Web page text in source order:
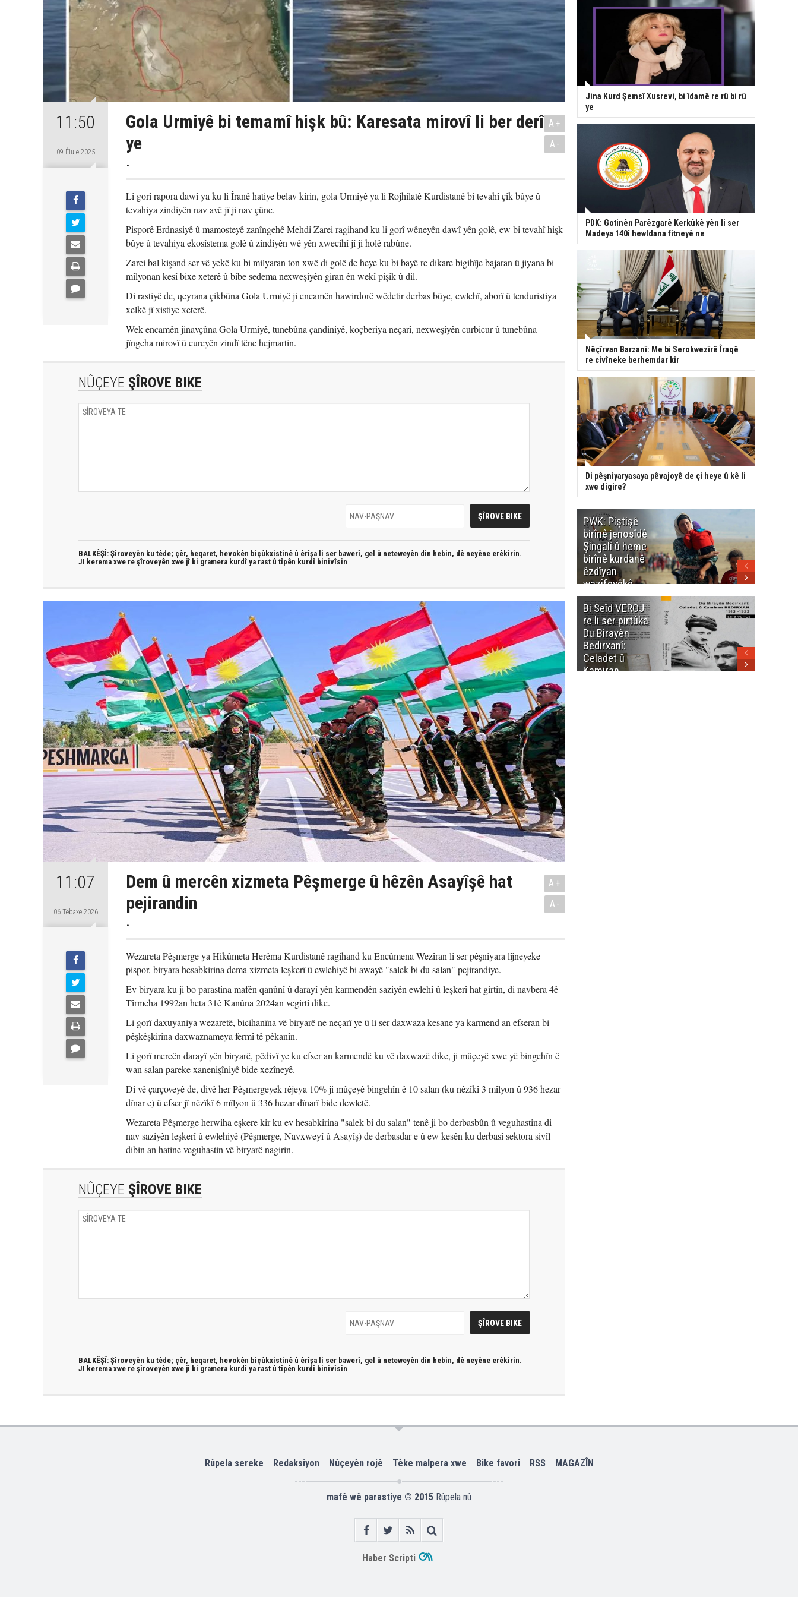
11:50
09 Êlule 2025
Gola Urmiyê bi temamî hişk bû: Karesata mirovî li ber derî
ye
.
A+
A-
Li gorî rapora dawî ya ku li Îranê hatiye belav kirin, gola Urmiyê ya li Rojhilatê Kurdistanê bi tevahî çik bûye û
tevahiya zindiyên nav avê jî ji nav çûne.
Pisporê Erdnasiyê û mamosteyê zanîngehê Mehdi Zarei ragihand ku li gorî wêneyên dawî yên golê, ew bi tevahî hişk
bûye û tevahiya ekosîstema golê û zindiyên wê yên xwecihî jî ji holê rabûne.
Zarei bal kişand ser vê yekê ku bi milyaran ton xwê di golê de heye ku bi bayê re dikare bigihîje bajaran û jiyana bi
mîlyonan kesî bixe xeterê û bibe sedema nexweşiyên giran ên wekî pişik û dil.
Di rastiyê de, qeyrana çikbûna Gola Urmiyê ji encamên hawirdorê wêdetir derbas bûye, ewlehî, aborî û tenduristiya
xelkê jî xistiye xeterê.
Wek encamên jinavçûna Gola Urmiyê, tunebûna çandiniyê, koçberiya neçarî, nexweşiyên curbicur û tunebûna
jîngeha mirovî û cureyên zindî têne hejmartin.
NÛÇEYE ŞÎROVE BIKE
BALKÊŞÎ: Şîroveyên ku têde; çêr, heqaret, hevokên biçûkxistinê û êrîşa li ser bawerî, gel û neteweyên din hebin, dê neyêne erêkirin.
JI kerema xwe re şîroveyên xwe jî bi gramera kurdî ya rast û tîpên kurdî binivîsin
11:07
06 Tebaxe 2026
Dem û mercên xizmeta Pêşmerge û hêzên Asayîşê hat
pejirandin
.
A+
A-
Wezareta Pêşmerge ya Hikûmeta Herêma Kurdistanê ragihand ku Encûmena Wezîran li ser pêşniyara lîjneyeke
pispor, biryara hesabkirina dema xizmeta leşkerî û ewlehiyê bi awayê "salek bi du salan" pejirandiye.
Ev biryara ku ji bo parastina mafên qanûnî û darayî yên karmendên saziyên ewlehî û leşkerî hat girtin, di navbera 4ê
Tîrmeha 1992an heta 31ê Kanûna 2024an vegirtî dike.
Li gorî daxuyaniya wezaretê, bicihanîna vê biryarê ne neçarî ye û li ser daxwaza kesane ya karmend an efseran bi
pêşkêşkirina daxwaznameya fermî tê pêkanîn.
Li gorî mercên darayî yên biryarê, pêdivî ye ku efser an karmendê ku vê daxwazê dike, ji mûçeyê xwe yê bingehîn ê
wan salan pareke xanenişîniyê bide xezîneyê.
Di vê çarçoveyê de, divê her Pêşmergeyek rêjeya 10% ji mûçeyê bingehîn ê 10 salan (ku nêzîkî 3 mîlyon û 936 hezar
dînar e) û efser jî nêzîkî 6 mîlyon û 336 hezar dînarî bide dewletê.
Wezareta Pêşmerge herwiha eşkere kir ku ev hesabkirina "salek bi du salan" tenê ji bo derbasbûn û veguhastina di
nav saziyên leşkerî û ewlehiyê (Pêşmerge, Navxweyî û Asayîş) de derbasdar e û ew kesên ku derbasî sektora sivîl
dibin an hatine veguhastin vê biryarê nagirin.
NÛÇEYE ŞÎROVE BIKE
BALKÊŞÎ: Şîroveyên ku têde; çêr, heqaret, hevokên biçûkxistinê û êrîşa li ser bawerî, gel û neteweyên din hebin, dê neyêne erêkirin.
JI kerema xwe re şîroveyên xwe jî bi gramera kurdî ya rast û tîpên kurdî binivîsin
Jina Kurd Şemsî Xusrevi, bi îdamê re rû bi rû
ye
PDK: Gotinên Parêzgarê Kerkûkê yên li ser
Madeya 140î hewldana fitneyê ne
Nêçîrvan Barzanî: Me bi Serokwezîrê Îraqê
re civîneke berhemdar kir
Di pêşniyaryasaya pêvajoyê de çi heye û kê li
xwe digire?
PWK: Piştişê
birînê jenosîdê
Şingalî û heme
birînê kurdanê
êzdîyan
wazîfeyêkê
neteweyî yê
heme kurdanê
dinya yo
Bi Seîd VEROJ
re li ser pirtûka
Du Birayên
Bedirxanî:
Celadet û
Kamiran
Rûpela sereke Redaksiyon Nûçeyên rojê Têke malpera xwe Bike favorî RSS MAGAZÎN
mafê wê parastiye © 2015 Rûpela nû
Haber Scripti